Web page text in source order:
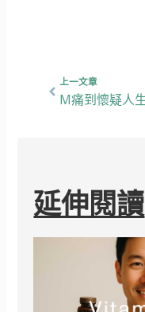
上一文章
延伸閱讀